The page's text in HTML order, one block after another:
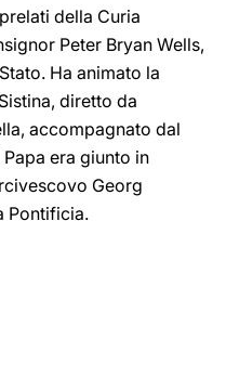
della Curia
Peter Bryan Wells,
Ha animato la
diretto da
accompagnato dal
era giunto in
Georg
Pontificia.